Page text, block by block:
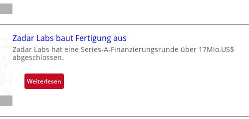
e
r
n
i
m
t
r
o
c
h
p
p
Zadar Labs baut Fertigung aus
Zadar Labs hat eine Series-A-Finanzierungsrunde über 17Mio.US$
abgeschlossen.
Weiterlesen:
Z